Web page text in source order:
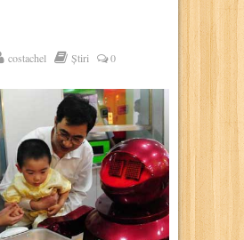
costachel Știri 0